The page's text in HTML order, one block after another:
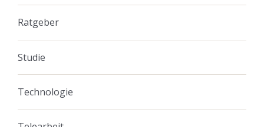
Ratgeber
Studie
Technologie